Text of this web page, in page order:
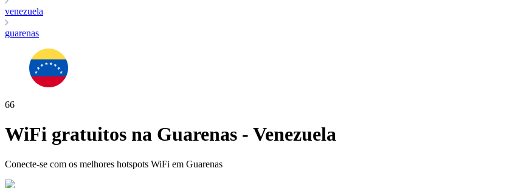
venezuela
guarenas
66
WiFi gratuitos na Guarenas - Venezuela
Conecte-se com os melhores hotspots WiFi em Guarenas